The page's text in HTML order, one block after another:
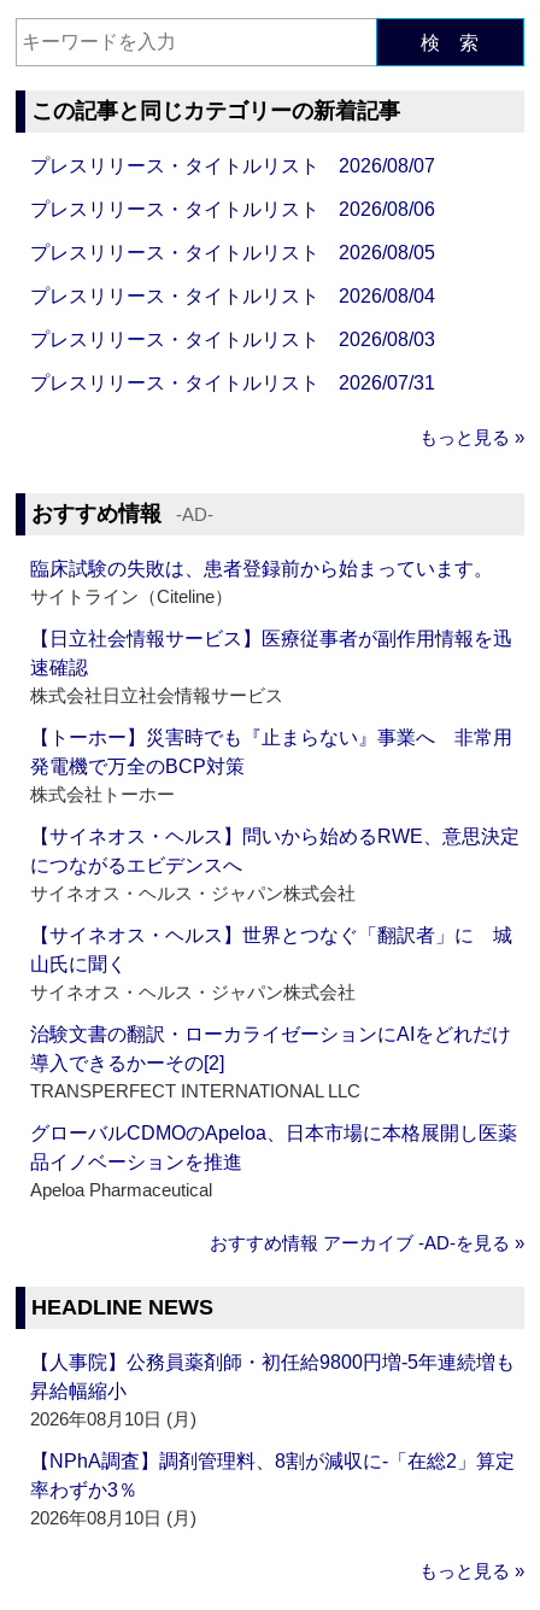
検 索
この記事と同じカテゴリーの新着記事
プレスリリース・タイトルリスト 2026/08/07
プレスリリース・タイトルリスト 2026/08/06
プレスリリース・タイトルリスト 2026/08/05
プレスリリース・タイトルリスト 2026/08/04
プレスリリース・タイトルリスト 2026/08/03
プレスリリース・タイトルリスト 2026/07/31
もっと見る »
おすすめ情報 ‐AD‐
臨床試験の失敗は、患者登録前から始まっています。
サイトライン（Citeline）
【日立社会情報サービス】医療従事者が副作用情報を迅
速確認
株式会社日立社会情報サービス
【トーホー】災害時でも『止まらない』事業へ 非常用
発電機で万全のBCP対策
株式会社トーホー
【サイネオス・ヘルス】問いから始めるRWE、意思決定
につながるエビデンスへ
サイネオス・ヘルス・ジャパン株式会社
【サイネオス・ヘルス】世界とつなぐ「翻訳者」に 城
山氏に聞く
サイネオス・ヘルス・ジャパン株式会社
治験文書の翻訳・ローカライゼーションにAIをどれだけ
導入できるかーその[2]
TRANSPERFECT INTERNATIONAL LLC
グローバルCDMOのApeloa、日本市場に本格展開し医薬
品イノベーションを推進
Apeloa Pharmaceutical
おすすめ情報 アーカイブ ‐AD‐を見る »
HEADLINE NEWS
【人事院】公務員薬剤師・初任給9800円増‐5年連続増も
昇給幅縮小
2026年08月10日 (月)
【NPhA調査】調剤管理料、8割が減収に‐「在総2」算定
率わずか3％
2026年08月10日 (月)
もっと見る »